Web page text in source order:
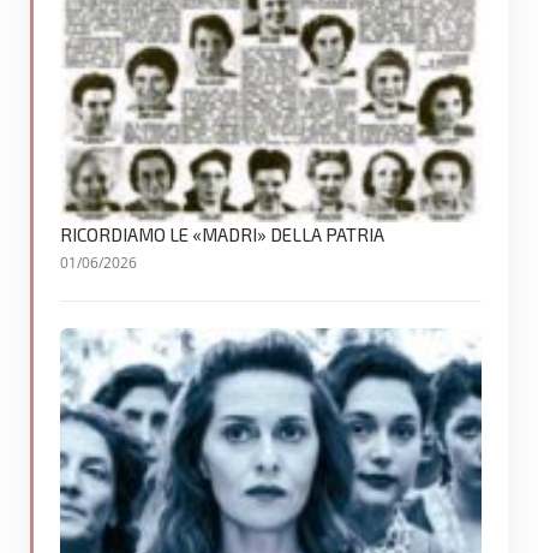
RICORDIAMO LE «MADRI» DELLA PATRIA
01/06/2026